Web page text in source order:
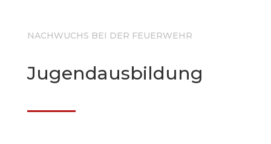
NACHWUCHS BEI DER FEUERWEHR
Jugendausbildung